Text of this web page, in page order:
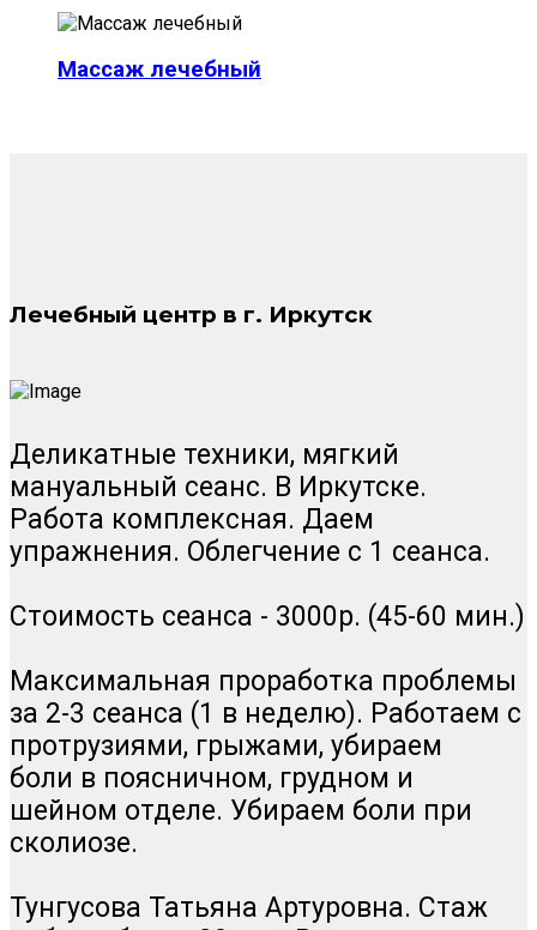
Массаж лечебный
Лечебный центр в г. Иркутск
Деликатные техники, мягкий
мануальный сеанс. В Иркутске.
Работа комплексная. Даем
упражнения. Облегчение с 1 сеанса.
Стоимость сеанса - 3000р. (45-60 мин.)
Максимальная проработка проблемы
за 2-3 сеанса (1 в неделю). Работаем с
протрузиями, грыжами, убираем
боли в поясничном, грудном и
шейном отделе. Убираем боли при
сколиозе.
Тунгусова Татьяна Артуровна. Стаж